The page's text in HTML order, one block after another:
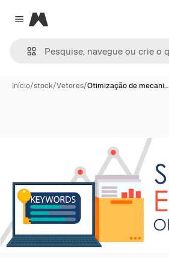
Close menu
Magnific
Início/stock/Vetores/Otimização de mecani…